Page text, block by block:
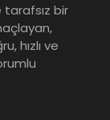
bir
hızlı ve